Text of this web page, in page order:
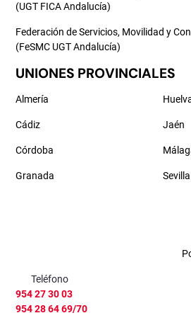
(UGT FICA Andalucía)
Federación de Servicios, Movilidad y
(FeSMC UGT Andalucía)
UNIONES PROVINCIALES
Almería
Cádiz
Córdoba
Granada
Jaén
Sevilla
Teléfono
954 27 30 03
954 28 64 69/70